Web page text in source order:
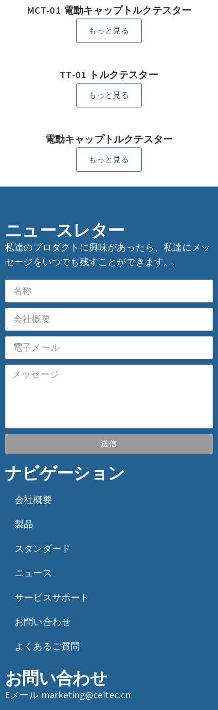
MCT-01 電動キャップトルクテスター
もっと見る
TT-01 トルクテスター
もっと見る
電動キャップトルクテスター
もっと見る
ニュースレター
私達のプロダクトに興味があったら、私達にメッ
セージをいつでも残すことができます。.
送信
ナビゲーション
会社概要
製品
スタンダード
ニュース
サービスサポート
お問い合わせ
よくあるご質問
お問い合わせ
Eメール marketing@celtec.cn